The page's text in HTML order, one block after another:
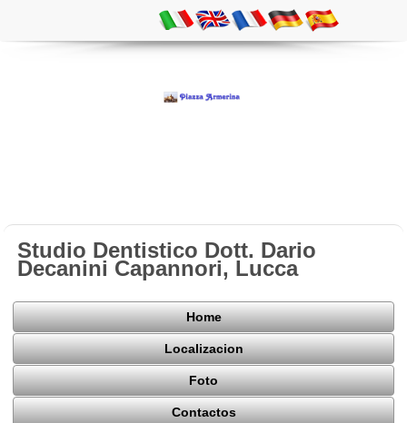
Studio Dentistico Dott. Dario
Decanini Capannori, Lucca
Home
Localizacion
Foto
Contactos